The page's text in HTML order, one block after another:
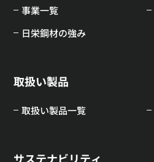
事業一覧
日栄鋼材の強み
取扱い製品
取扱い製品一覧
サステナビリティ